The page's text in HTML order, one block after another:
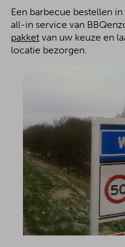
Een barbecue bestellen
all-in service van
pakketvan uw keuze en
locatie bezorgen.